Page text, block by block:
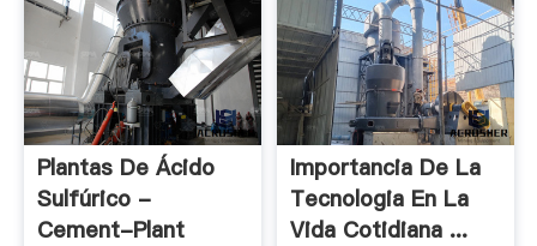
Plantas De Ácido
Sulfúrico -
Cement-Plant
Importancia De La
Tecnologia En La
Vida Cotidiana ...